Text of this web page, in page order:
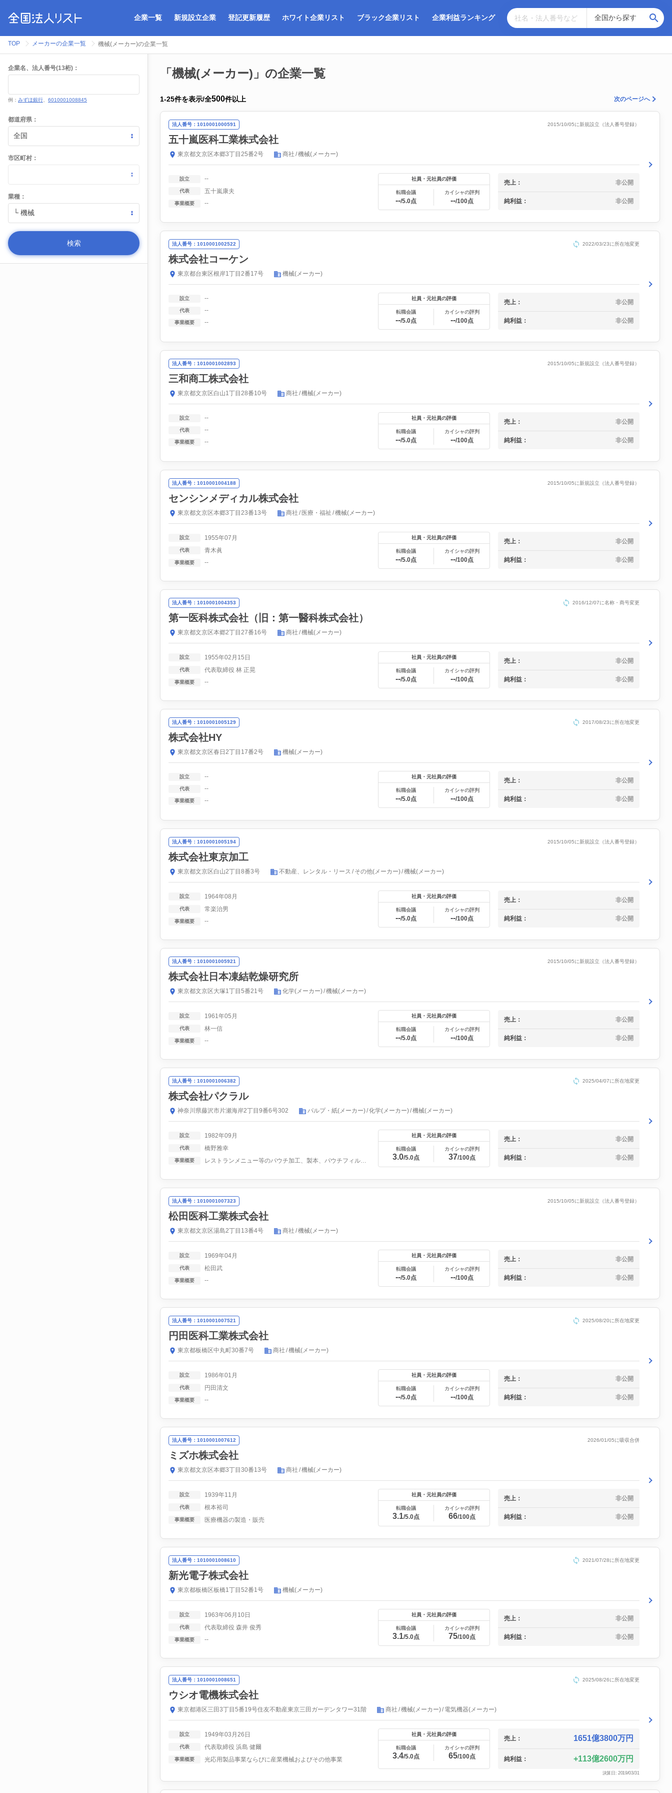
企業一覧 新規設立企業 登記更新履歴 ホワイト企業リスト ブラック企業リスト 企業利益ランキング
TOP メーカーの企業一覧 機械(メーカー)の企業一覧
企業名、法人番号(13桁)：
例： みずほ銀行 6010001008845
都道府県：
市区町村：
業種：
「機械(メーカー)」の企業一覧
1-25件を表示/全500件以上 次のページへ
法人番号：1010001000591 2015/10/05に新規設立（法人番号登録）
五十嵐医科工業株式会社
東京都文京区本郷3丁目25番2号 商社 機械(メーカー)
設立 --
代表 五十嵐康夫
事業概要 --
社員・元社員の評価
転職会議
--/5.0点
カイシャの評判
--/100点
売上： 非公開
純利益： 非公開
法人番号：1010001002522 2022/03/23に所在地変更
株式会社コーケン
東京都台東区根岸1丁目2番17号 機械(メーカー)
設立 --
代表 --
事業概要 --
社員・元社員の評価
転職会議
--/5.0点
カイシャの評判
--/100点
売上： 非公開
純利益： 非公開
法人番号：1010001002893 2015/10/05に新規設立（法人番号登録）
三和商工株式会社
東京都文京区白山1丁目28番10号 商社 機械(メーカー)
設立 --
代表 --
事業概要 --
社員・元社員の評価
転職会議
--/5.0点
カイシャの評判
--/100点
売上： 非公開
純利益： 非公開
法人番号：1010001004188 2015/10/05に新規設立（法人番号登録）
センシンメディカル株式会社
東京都文京区本郷3丁目23番13号 商社 医療・福祉 機械(メーカー)
設立 1955年07月
代表 青木眞
事業概要 --
社員・元社員の評価
転職会議
--/5.0点
カイシャの評判
--/100点
売上： 非公開
純利益： 非公開
法人番号：1010001004353 2016/12/07に名称・商号変更
第一医科株式会社（旧：第一醫科株式会社）
東京都文京区本郷2丁目27番16号 商社 機械(メーカー)
設立 1955年02月15日
代表 代表取締役 林 正晃
事業概要 --
社員・元社員の評価
転職会議
--/5.0点
カイシャの評判
--/100点
売上： 非公開
純利益： 非公開
法人番号：1010001005129 2017/08/23に所在地変更
株式会社HY
東京都文京区春日2丁目17番2号 機械(メーカー)
設立 --
代表 --
事業概要 --
社員・元社員の評価
転職会議
--/5.0点
カイシャの評判
--/100点
売上： 非公開
純利益： 非公開
法人番号：1010001005194 2015/10/05に新規設立（法人番号登録）
株式会社東京加工
東京都文京区白山2丁目8番3号 不動産、レンタル・リース その他(メーカー) 機械(メーカー)
設立 1964年08月
代表 常楽治男
事業概要 --
社員・元社員の評価
転職会議
--/5.0点
カイシャの評判
--/100点
売上： 非公開
純利益： 非公開
法人番号：1010001005921 2015/10/05に新規設立（法人番号登録）
株式会社日本凍結乾燥研究所
東京都文京区大塚1丁目5番21号 化学(メーカー) 機械(メーカー)
設立 1961年05月
代表 林一信
事業概要 --
社員・元社員の評価
転職会議
--/5.0点
カイシャの評判
--/100点
売上： 非公開
純利益： 非公開
法人番号：1010001006382 2025/04/07に所在地変更
株式会社パクラル
神奈川県藤沢市片瀬海岸2丁目9番6号302 パルプ・紙(メーカー) 化学(メーカー) 機械(メーカー)
設立 1982年09月
代表 橋野雅幸
事業概要 レストランメニュー等のパウチ加工、製本、パウチフィルムの製...
社員・元社員の評価
転職会議
3.0/5.0点
カイシャの評判
37/100点
売上： 非公開
純利益： 非公開
法人番号：1010001007323 2015/10/05に新規設立（法人番号登録）
松田医科工業株式会社
東京都文京区湯島2丁目13番4号 商社 機械(メーカー)
設立 1969年04月
代表 松田武
事業概要 --
社員・元社員の評価
転職会議
--/5.0点
カイシャの評判
--/100点
売上： 非公開
純利益： 非公開
法人番号：1010001007521 2025/08/20に所在地変更
円田医科工業株式会社
東京都板橋区中丸町30番7号 商社 機械(メーカー)
設立 1986年01月
代表 円田清文
事業概要 --
社員・元社員の評価
転職会議
--/5.0点
カイシャの評判
--/100点
売上： 非公開
純利益： 非公開
法人番号：1010001007612 2026/01/05に吸収合併
ミズホ株式会社
東京都文京区本郷3丁目30番13号 商社 機械(メーカー)
設立 1939年11月
代表 根本裕司
事業概要 医療機器の製造・販売
社員・元社員の評価
転職会議
3.1/5.0点
カイシャの評判
66/100点
売上： 非公開
純利益： 非公開
法人番号：1010001008610 2021/07/28に所在地変更
新光電子株式会社
東京都板橋区板橋1丁目52番1号 機械(メーカー)
設立 1963年06月10日
代表 代表取締役 森井 俊秀
事業概要 --
社員・元社員の評価
転職会議
3.1/5.0点
カイシャの評判
75/100点
売上： 非公開
純利益： 非公開
法人番号：1010001008651 2025/08/26に所在地変更
ウシオ電機株式会社
東京都港区三田3丁目5番19号住友不動産東京三田ガーデンタワー31階 商社 機械(メーカー) 電気機器(メーカー)
設立 1949年03月26日
代表 代表取締役 浜島 健爾
事業概要 光応用製品事業ならびに産業機械およびその他事業
社員・元社員の評価
転職会議
3.4/5.0点
カイシャの評判
65/100点
売上： 1651億3800万円
純利益： 113億2600万円
決算日: 2019/03/31